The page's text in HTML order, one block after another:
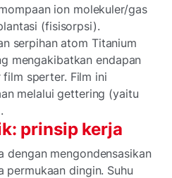
ion molekuler/gas
(fisisorpsi).
serpihan atom Titanium
mengakibatkan endapan
sperter. Film ini
melalui gettering (yaitu
prinsip kerja
dengan mengondensasikan
permukaan dingin. Suhu